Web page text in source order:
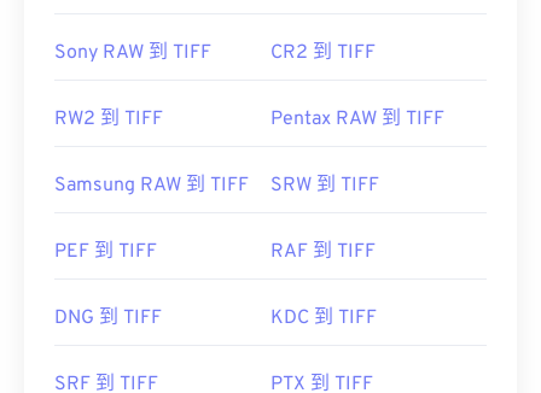
Sony RAW 到 TIFF CR2 到 TIFF
RW2 到 TIFF Pentax RAW 到 TIFF
Samsung RAW 到 TIFF SRW 到 TIFF
PEF 到 TIFF RAF 到 TIFF
DNG 到 TIFF KDC 到 TIFF
SRF 到 TIFF PTX 到 TIFF